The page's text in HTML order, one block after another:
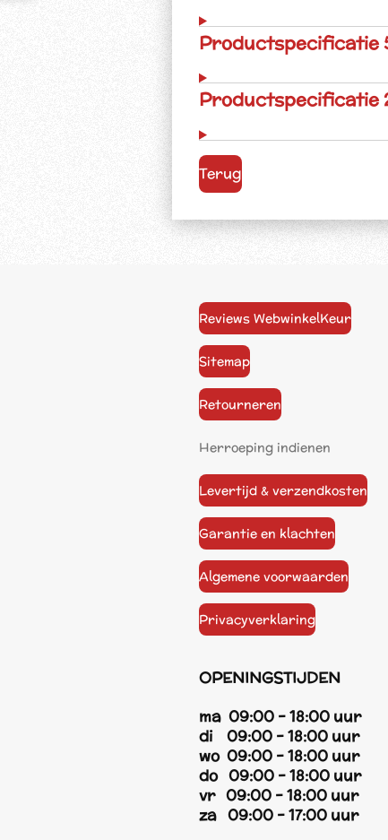
Productspecificatie
Productspecificatie
Terug
Reviews WebwinkelKeur
Sitemap
Retourneren
Herroeping indienen
Levertijd & verzendkosten
Garantie en klachten
Algemene voorwaarden
Privacyverklaring
OPENINGSTIJDEN
ma 09:00 - 18:00 uur
di 09:00 - 18:00 uur
wo 09:00 - 18:00 uur
do 09:00 - 18:00 uur
vr 09:00 - 18:00 uur
za 09:00 - 17:00 uur